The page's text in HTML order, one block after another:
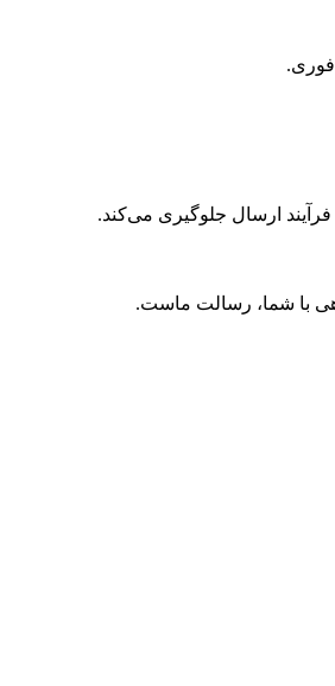
ارسال جلوگیری می‌کند.
با شما، رسالت ماست.